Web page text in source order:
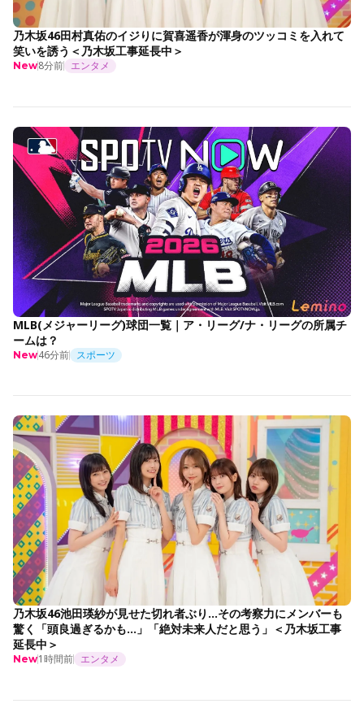
乃木坂46田村真佑のイジりに賀喜遥香が渾身のツッコミを入れて
笑いを誘う＜乃木坂工事延長中＞
New8分前 エンタメ
MLB(メジャーリーグ)球団一覧｜ア・リーグ/ナ・リーグの所属チ
ームは？
New46分前 スポーツ
乃木坂46池田瑛紗が見せた切れ者ぶり…その考察力にメンバーも
驚く「頭良過ぎるかも…」「絶対未来人だと思う」＜乃木坂工事
延長中＞
New1時間前 エンタメ